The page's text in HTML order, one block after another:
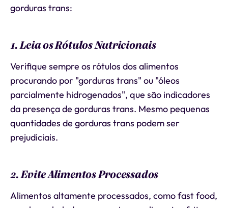
gorduras trans:
1. Leia os Rótulos Nutricionais
Verifique sempre os rótulos dos alimentos
procurando por "gorduras trans" ou "óleos
parcialmente hidrogenados", que são indicadores
da presença de gorduras trans. Mesmo pequenas
quantidades de gorduras trans podem ser
prejudiciais.
2. Evite Alimentos Processados
Alimentos altamente processados, como fast food,